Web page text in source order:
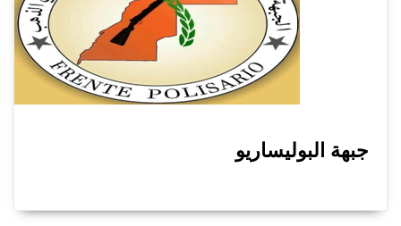
جبهة البوليساريو